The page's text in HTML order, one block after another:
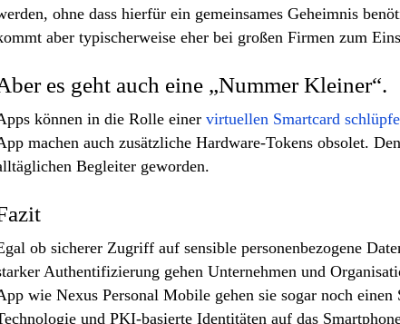
ohne dass hierfür ein gemeinsames Geheimnis
aber typischerweise eher bei großen Firmen zum
es geht auch eine „Nummer Kleiner“.
können in die Rolle einer virtuellen Smartcard
machen auch zusätzliche Hardware-Tokens obsolet.
Begleiter geworden.
ob sicherer Zugriff auf sensible personenbezogene
Authentifizierung gehen Unternehmen und
wie Nexus Personal Mobile gehen sie sogar noch
und PKI-basierte Identitäten auf das